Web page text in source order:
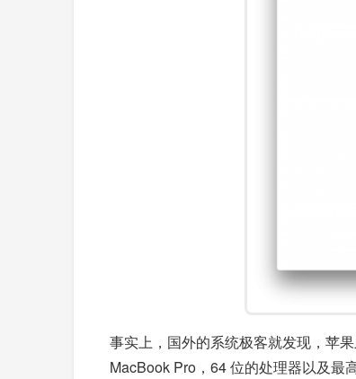
事实上，国外的系统极客就发现，苹
MacBook Pro，64 位的处理器以及最